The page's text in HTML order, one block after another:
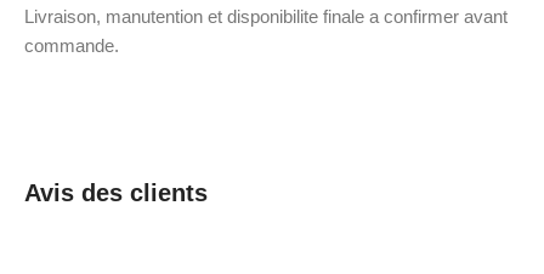
Livraison, manutention et disponibilite finale a confirmer avant
commande.
Avis des clients